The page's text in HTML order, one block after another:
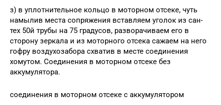
з) в уплотнительное кольцо в моторном отсеке, чуть
намылив места сопряжения вставляем уголок из сан-
тех 50й трубы на 75 градусов, разворачиваем его в
сторону зеркала и из моторного отсека сажаем на него
гофру воздухозабора схватив в месте соединения
хомутом. Соединения в моторном отсеке без
аккумулятора.
соединения в моторном отсеке с аккумулятором